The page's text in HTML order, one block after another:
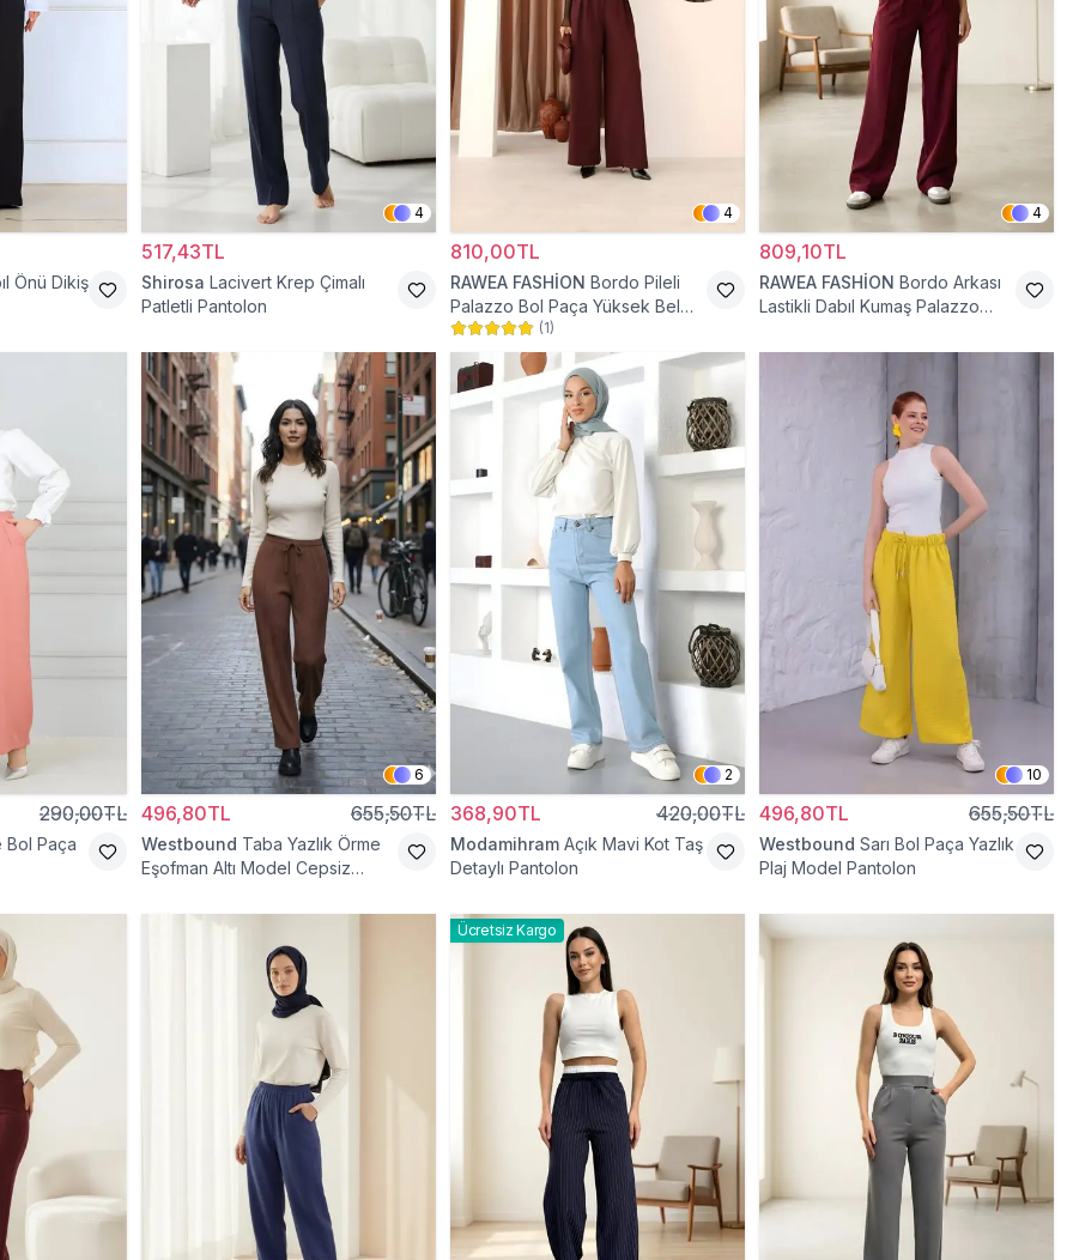
Önü Dikiş
4
517,43TL
Shirosa Lacivert Krep Çimalı
Patletli Pantolon
4
810,00TL
RAWEA FASHİON Bordo Pileli
Palazzo Bol Paça Yüksek Bel
Tesettür Pantolon
(1)
4
809,10TL
RAWEA FASHİON Bordo Arkası
Lastikli Dabıl Kumaş Palazzo
290,00TL
Bol Paça
6
496,80TL 655,50TL
Westbound Taba Yazlık Örme
Eşofman Altı Model Cepsiz
2
368,90TL 420,00TL
Modamihram Açık Mavi Kot Taş
Detaylı Pantolon
10
496,80TL 655,50TL
Westbound Sarı Bol Paça Yazlık
Plaj Model Pantolon
Ücretsiz Kargo